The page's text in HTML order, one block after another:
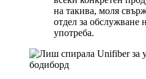
на такива, моля
отдел за обслужване
употреба.